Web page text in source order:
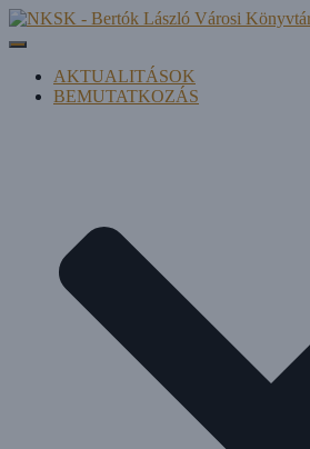
Navigáció be-/kikapcsolása
AKTUALITÁSOK
BEMUTATKOZÁS